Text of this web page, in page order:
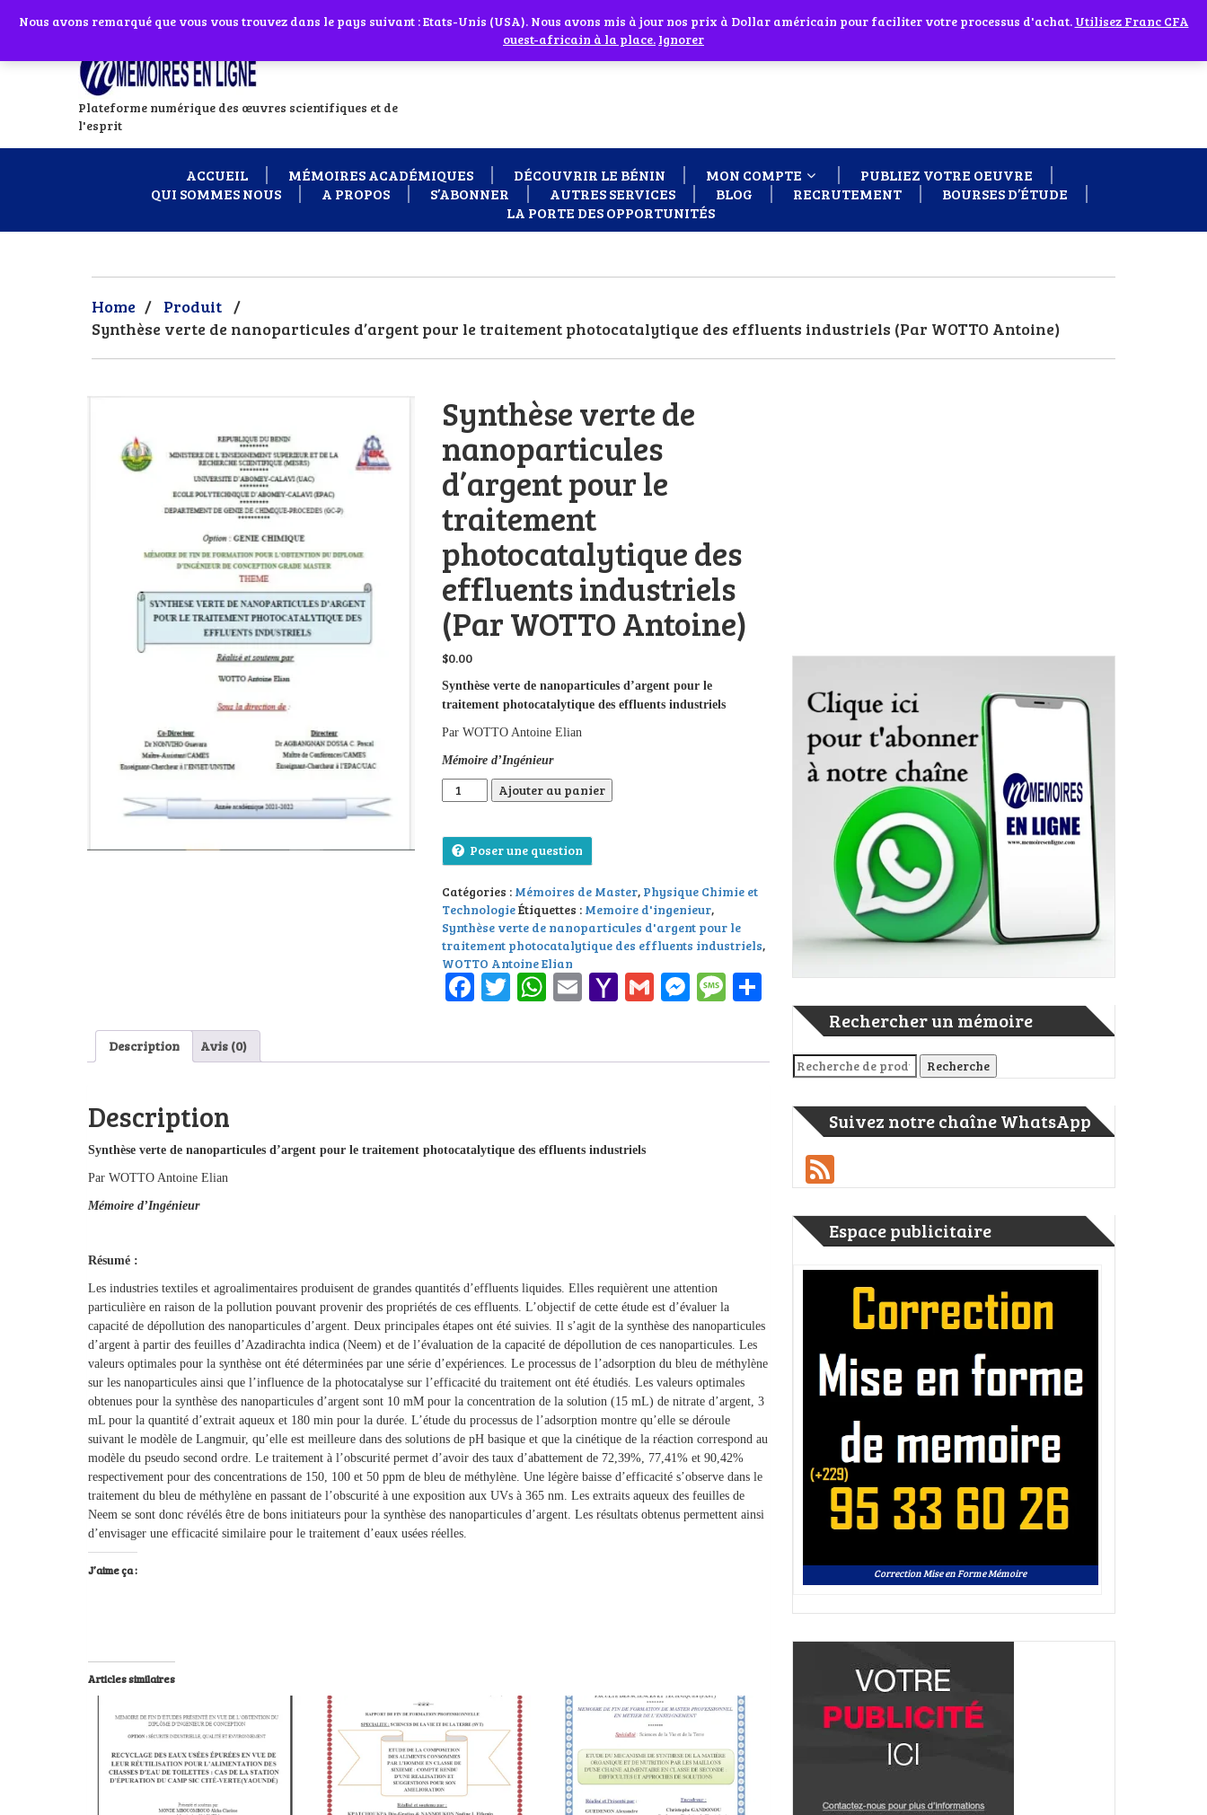
Abonnes toi à notre chaîne WhatsApp en cliquant sur l'icône en face
Plateforme numérique des œuvres scientifiques et de
l'esprit
ACCUEIL MÉMOIRES ACADÉMIQUES DÉCOUVRIR LE BÉNIN MON COMPTE
PUBLIEZ VOTRE OEUVRE
QUI SOMMES NOUS
A PROPOS S’ABONNER AUTRES SERVICES BLOG RECRUTEMENT
BOURSES D’ÉTUDE
LA PORTE DES OPPORTUNITÉS
Home / Produit /
Synthèse verte de nanoparticules d’argent pour le traitement photocatalytique des effluents industriels (Par WOTTO Antoine)
Synthèse verte de
nanoparticules
d’argent pour le
traitement
photocatalytique des
effluents industriels
(Par WOTTO Antoine)
$0.00
Synthèse verte de nanoparticules d’argent pour le
traitement photocatalytique des effluents industriels
Par WOTTO Antoine Elian
Mémoire d’Ingénieur
quantité de Synthèse verte de nanoparticules d'argent pour le traitement photocatalytique des effluents industriels (Par
Ajouter au panier
Poser une question
Catégories : Mémoires de Master, Physique Chimie et
TechnologieÉtiquettes : Memoire d'ingenieur,
Synthèse verte de nanoparticules d'argent pour le
traitement photocatalytique des effluents industriels,
WOTTO Antoine Elian
Facebook
Twitter
WhatsApp
EmailYahoo
GmailMessenger
Message
Partager
Description Avis (0)
Description
Synthèse verte de nanoparticules d’argent pour le traitement photocatalytique des effluents industriels
Par WOTTO Antoine Elian
Mémoire d’Ingénieur
Résumé :
Les industries textiles et agroalimentaires produisent de grandes quantités d’effluents liquides. Elles requièrent une attention
particulière en raison de la pollution pouvant provenir des propriétés de ces effluents. L’objectif de cette étude est d’évaluer la
capacité de dépollution des nanoparticules d’argent. Deux principales étapes ont été suivies. Il s’agit de la synthèse des nanoparticules
d’argent à partir des feuilles d’Azadirachta indica (Neem) et de l’évaluation de la capacité de dépollution de ces nanoparticules. Les
valeurs optimales pour la synthèse ont été déterminées par une série d’expériences. Le processus de l’adsorption du bleu de méthylène
sur les nanoparticules ainsi que l’influence de la photocatalyse sur l’efficacité du traitement ont été étudiés. Les valeurs optimales
obtenues pour la synthèse des nanoparticules d’argent sont 10 mM pour la concentration de la solution (15 mL) de nitrate d’argent, 3
mL pour la quantité d’extrait aqueux et 180 min pour la durée. L’étude du processus de l’adsorption montre qu’elle se déroule
suivant le modèle de Langmuir, qu’elle est meilleure dans des solutions de pH basique et que la cinétique de la réaction correspond au
modèle du pseudo second ordre. Le traitement à l’obscurité permet d’avoir des taux d’abattement de 72,39%, 77,41% et 90,42%
respectivement pour des concentrations de 150, 100 et 50 ppm de bleu de méthylène. Une légère baisse d’efficacité s’observe dans le
traitement du bleu de méthylène en passant de l’obscurité à une exposition aux UVs à 365 nm. Les extraits aqueux des feuilles de
Neem se sont donc révélés être de bons initiateurs pour la synthèse des nanoparticules d’argent. Les résultats obtenus permettent ainsi
d’envisager une efficacité similaire pour le traitement d’eaux usées réelles.
J’aime ça :
Articles similaires
Rechercher un mémoire
Recherche pour : Recherche
Suivez notre chaîne WhatsApp
Espace publicitaire
Correction Mise en Forme Mémoire
Si vous avez besoin d'assistance Contactez-nous par WhatsApp au +229 01 95 33 60 26 Ignorer
Nous avons remarqué que vous vous trouvez dans le pays suivant : Etats-Unis (USA). Nous avons mis à jour nos prix à Dollar américain pour faciliter votre processus d'achat. Utilisez Franc CFA
ouest-africain à la place. Ignorer